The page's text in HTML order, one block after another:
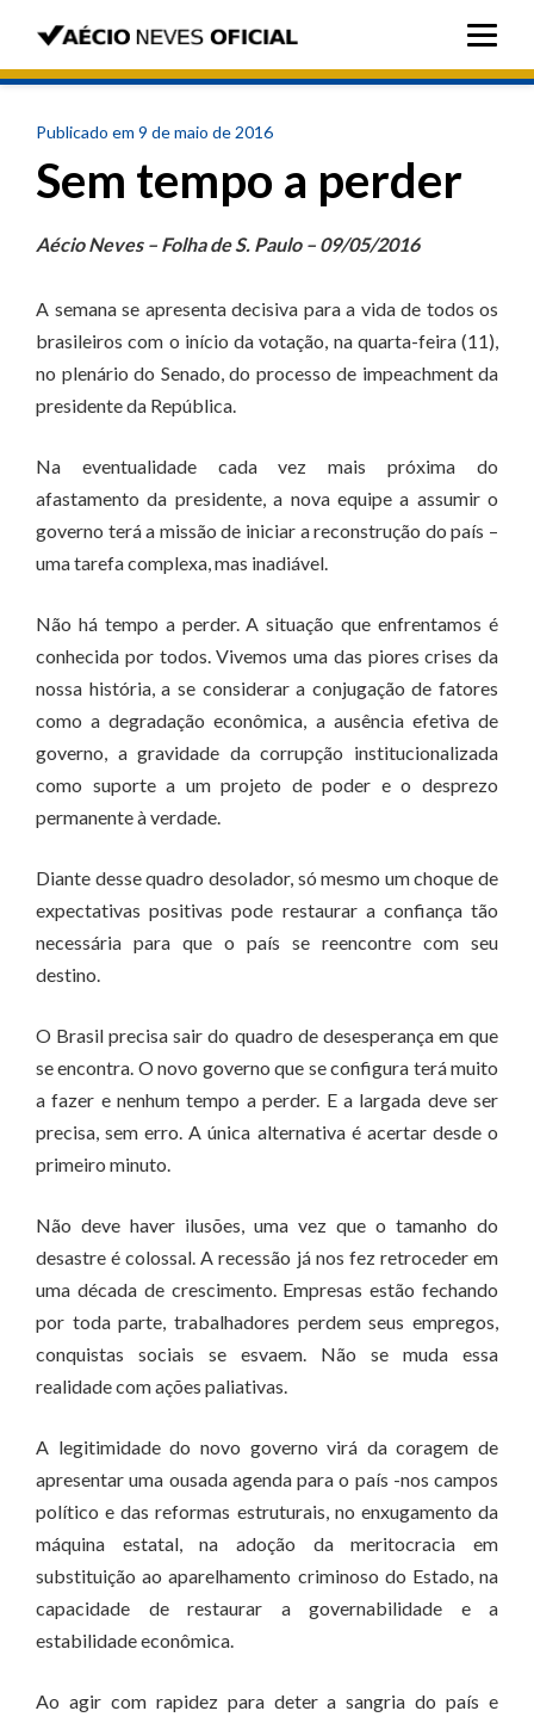
Publicado em 9 de maio de 2016
Sem tempo a perder
Aécio Neves – Folha de S. Paulo – 09/05/2016
A semana se apresenta decisiva para a vida de todos os
brasileiros com o início da votação, na quarta-feira (11),
no plenário do Senado, do processo de impeachment da
presidente da República.
Na eventualidade cada vez mais próxima do
afastamento da presidente, a nova equipe a assumir o
governo terá a missão de iniciar a reconstrução do país –
uma tarefa complexa, mas inadiável.
Não há tempo a perder. A situação que enfrentamos é
conhecida por todos. Vivemos uma das piores crises da
nossa história, a se considerar a conjugação de fatores
como a degradação econômica, a ausência efetiva de
governo, a gravidade da corrupção institucionalizada
como suporte a um projeto de poder e o desprezo
permanente à verdade.
Diante desse quadro desolador, só mesmo um choque de
expectativas positivas pode restaurar a confiança tão
necessária para que o país se reencontre com seu
destino.
O Brasil precisa sair do quadro de desesperança em que
se encontra. O novo governo que se configura terá muito
a fazer e nenhum tempo a perder. E a largada deve ser
precisa, sem erro. A única alternativa é acertar desde o
primeiro minuto.
Não deve haver ilusões, uma vez que o tamanho do
desastre é colossal. A recessão já nos fez retroceder em
uma década de crescimento. Empresas estão fechando
por toda parte, trabalhadores perdem seus empregos,
conquistas sociais se esvaem. Não se muda essa
realidade com ações paliativas.
A legitimidade do novo governo virá da coragem de
apresentar uma ousada agenda para o país -nos campos
político e das reformas estruturais, no enxugamento da
máquina estatal, na adoção da meritocracia em
substituição ao aparelhamento criminoso do Estado, na
capacidade de restaurar a governabilidade e a
estabilidade econômica.
Ao agir com rapidez para deter a sangria do país e